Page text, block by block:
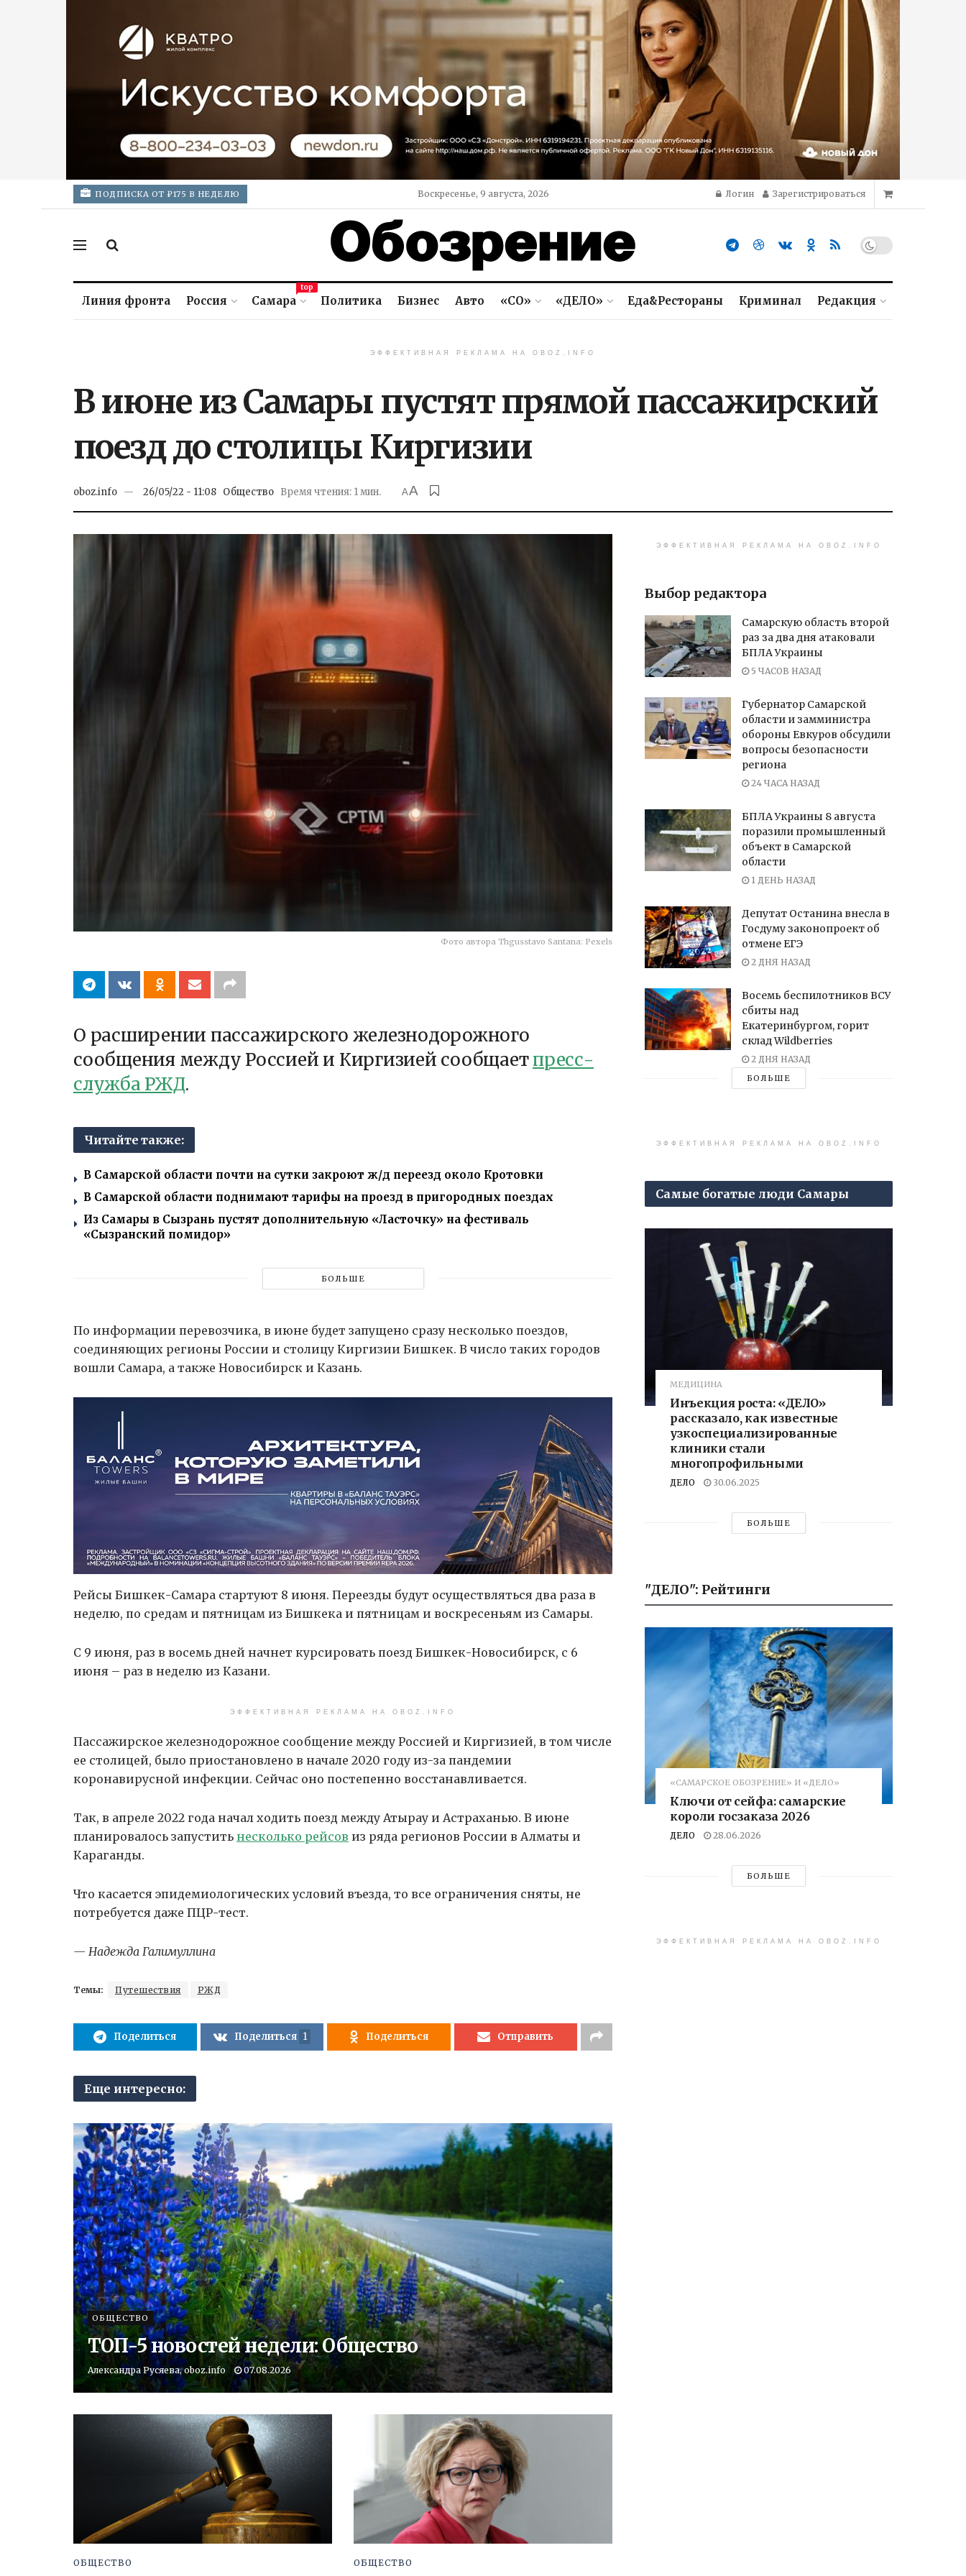
ПОДПИСКА ОТ ₽175 В НЕДЕЛЮ Воскресенье, 9 августа, 2026 Логин Зарегистрироваться
Линия фронта Россия Самара
top
Политика Бизнес Авто «СО» «ДЕЛО» Еда&Рестораны Криминал Редакция
ЭФФЕКТИВНАЯ РЕКЛАМА НА OBOZ.INFO
В июне из Самары пустят прямой пассажирский
поезд до столицы Киргизии
oboz.info 26/05/22 - 11:08 Общество Время чтения: 1 мин. AA
Фото автора Thgusstavo Santana: Pexels
О расширении пассажирского железнодорожного
сообщения между Россией и Киргизией сообщаетпресс-
служба РЖД.
Читайте также:
В Самарской области почти на сутки закроют ж/д переезд около Кротовки
В Самарской области поднимают тарифы на проезд в пригородных поездах
Из Самары в Сызрань пустят дополнительную «Ласточку» на фестиваль
«Сызранский помидор»
БОЛЬШЕ
По информации перевозчика, в июне будет запущено сразу несколько поездов,
соединяющих регионы России и столицу Киргизии Бишкек. В число таких городов
вошли Самара, а также Новосибирск и Казань.
Рейсы Бишкек-Самара стартуют 8 июня. Переезды будут осуществляться два раза в
неделю, по средам и пятницам из Бишкека и пятницам и воскресеньям из Самары.
С 9 июня, раз в восемь дней начнет курсировать поезд Бишкек-Новосибирск, с 6
июня – раз в неделю из Казани.
ЭФФЕКТИВНАЯ РЕКЛАМА НА OBOZ.INFO
Пассажирское железнодорожное сообщение между Россией и Киргизией, в том числе
ее столицей, было приостановлено в начале 2020 году из-за пандемии
коронавирусной инфекции. Сейчас оно постепенно восстанавливается.
Так, в апреле 2022 года начал ходить поезд между Атырау и Астраханью. В июне
планировалось запустить несколько рейсов из ряда регионов России в Алматы и
Караганды.
Что касается эпидемиологических условий въезда, то все ограничения сняты, не
потребуется даже ПЦР-тест.
— Надежда Галимуллина
Темы: Путешествия РЖД
Поделиться Поделиться 1 Поделиться Отправить
Еще интересно:
ОБЩЕСТВО
ТОП-5 новостей недели: Общество
Александра Русяева, oboz.info 07.08.2026
ОБЩЕСТВО ОБЩЕСТВО
ЭФФЕКТИВНАЯ РЕКЛАМА НА OBOZ.INFO
Выбор редактора
Самарскую область второй
раз за два дня атаковали
БПЛА Украины
5 ЧАСОВ НАЗАД
Губернатор Самарской
области и замминистра
обороны Евкуров обсудили
вопросы безопасности
региона
24 ЧАСА НАЗАД
БПЛА Украины 8 августа
поразили промышленный
объект в Самарской
области
1 ДЕНЬ НАЗАД
Депутат Останина внесла в
Госдуму законопроект об
отмене ЕГЭ
2 ДНЯ НАЗАД
Восемь беспилотников ВСУ
сбиты над
Екатеринбургом, горит
склад Wildberries
2 ДНЯ НАЗАД
БОЛЬШЕ
ЭФФЕКТИВНАЯ РЕКЛАМА НА OBOZ.INFO
Самые богатые люди Самары
МЕДИЦИНА
Инъекция роста: «ДЕЛО»
рассказало, как известные
узкоспециализированные
клиники стали
многопрофильными
ДЕЛО 30.06.2025
БОЛЬШЕ
"ДЕЛО": Рейтинги
«САМАРСКОЕ ОБОЗРЕНИЕ» И «ДЕЛО»
Ключи от сейфа: самарские
короли госзаказа 2026
ДЕЛО 28.06.2026
БОЛЬШЕ
ЭФФЕКТИВНАЯ РЕКЛАМА НА OBOZ.INFO